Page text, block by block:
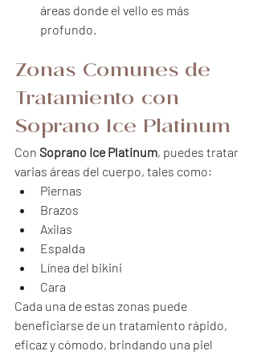
áreas donde el vello es más
profundo.
Zonas Comunes de
Tratamiento con
Soprano Ice Platinum
Con Soprano Ice Platinum, puedes tratar
varias áreas del cuerpo, tales como:
Piernas
Brazos
Axilas
Espalda
Línea del bikini
Cara
Cada una de estas zonas puede
beneficiarse de un tratamiento rápido,
eficaz y cómodo, brindando una piel